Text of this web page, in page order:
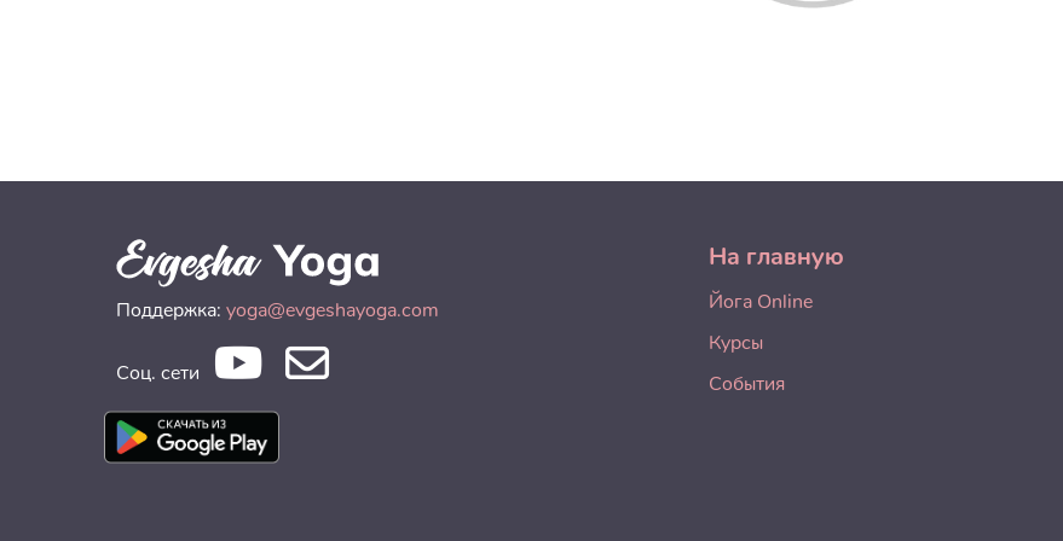
Поддержка: yoga@evgeshayoga.com
Соц. сети
На главную
Йога Online
Курсы
События